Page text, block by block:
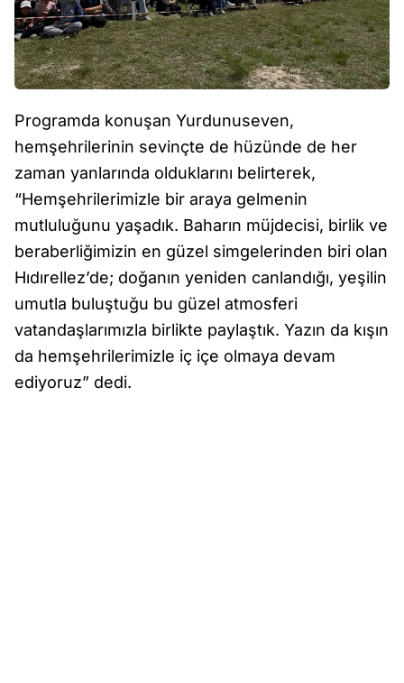
Programda konuşan Yurdunuseven,
hemşehrilerinin sevinçte de hüzünde de her
zaman yanlarında olduklarını belirterek,
“Hemşehrilerimizle bir araya gelmenin
mutluluğunu yaşadık. Baharın müjdecisi, birlik ve
beraberliğimizin en güzel simgelerinden biri olan
Hıdırellez’de; doğanın yeniden canlandığı, yeşilin
umutla buluştuğu bu güzel atmosferi
vatandaşlarımızla birlikte paylaştık. Yazın da kışın
da hemşehrilerimizle iç içe olmaya devam
ediyoruz” dedi.